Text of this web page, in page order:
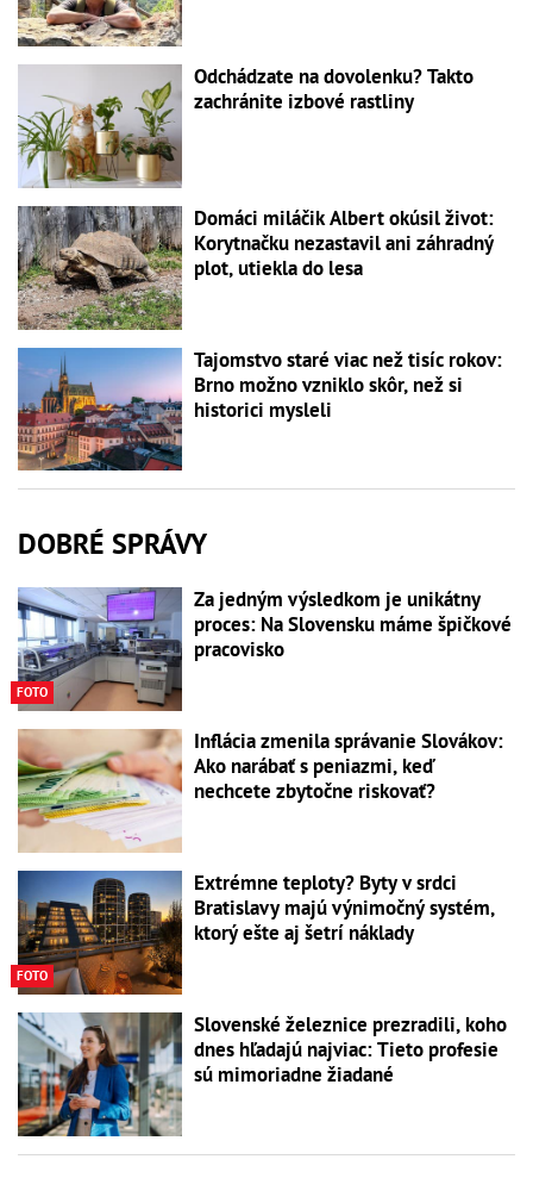
Odchádzate na dovolenku? Takto
zachránite izbové rastliny
Domáci miláčik Albert okúsil život:
Korytnačku nezastavil ani záhradný
plot, utiekla do lesa
Tajomstvo staré viac než tisíc rokov:
Brno možno vzniklo skôr, než si
historici mysleli
DOBRÉ SPRÁVY
FOTO
Za jedným výsledkom je unikátny
proces: Na Slovensku máme špičkové
pracovisko
Inflácia zmenila správanie Slovákov:
Ako narábať s peniazmi, keď
nechcete zbytočne riskovať?
FOTO
Extrémne teploty? Byty v srdci
Bratislavy majú výnimočný systém,
ktorý ešte aj šetrí náklady
Slovenské železnice prezradili, koho
dnes hľadajú najviac: Tieto profesie
sú mimoriadne žiadané